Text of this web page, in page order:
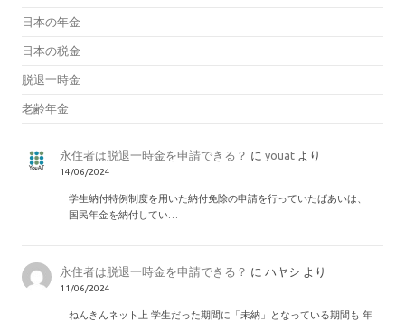
日本の年金
日本の税金
脱退一時金
老齢年金
永住者は脱退一時金を申請できる？ にyouat より
14/06/2024
学生納付特例制度を用いた納付免除の申請を行っていたばあいは、
国民年金を納付してい…
永住者は脱退一時金を申請できる？ にハヤシ より
11/06/2024
ねんきんネット上 学生だった期間に「未納」となっている期間も 年